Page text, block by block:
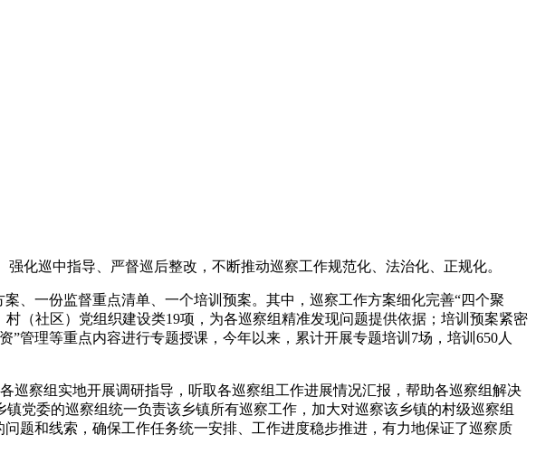
化巡中指导、严督巡后整改，不断推动巡察工作规范化、法治化、正规化。
、一份监督重点清单、一个培训预案。其中，巡察工作方案细化完善“四个聚
（社区）党组织建设类19项，为各巡察组精准发现问题提供依据；培训预案紧密
管理等重点内容进行专题授课，今年以来，累计开展专题培训7场，培训650人
察组实地开展调研指导，听取各巡察组工作进展情况汇报，帮助各巡察组解决
党委的巡察组统一负责该乡镇所有巡察工作，加大对巡察该乡镇的村级巡察组
题和线索，确保工作任务统一安排、工作进度稳步推进，有力地保证了巡察质